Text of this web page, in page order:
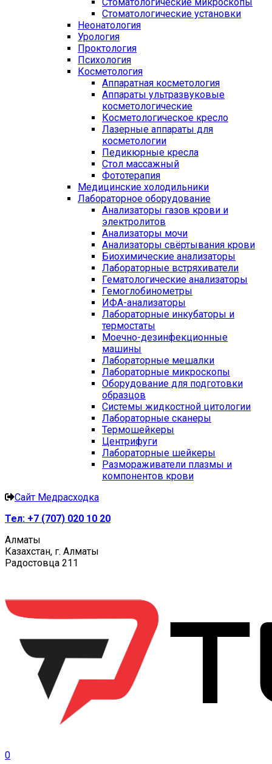
Стоматологические установки
Неонатология
Урология
Проктология
Психология
Косметология
Аппаратная косметология
Аппараты ультразвуковые
косметологические
Косметологическое кресло
Лазерные аппараты для
косметологии
Педикюрные кресла
Стол массажный
Фототерапия
Медицинские холодильники
Лабораторное оборудование
Анализаторы газов крови и
электролитов
Анализаторы мочи
Анализаторы свёртывания крови
Биохимические анализаторы
Лабораторные встряхиватели
Гематологические анализаторы
Гемоглобинометры
ИФА-анализаторы
Лабораторные инкубаторы и
термостаты
Моечно-дезинфекционные
машины
Лабораторные мешалки
Лабораторные микроскопы
Оборудование для подготовки
образцов
Системы жидкостной цитологии
Лабораторные сканеры
Термошейкеры
Центрифуги
Лабораторные шейкеры
Размораживатели плазмы и
компонентов крови
Сайт Медрасходка
Тел: +7 (707) 020 10 20
Алматы
Казахстан, г. Алматы
Радостовца 211
0